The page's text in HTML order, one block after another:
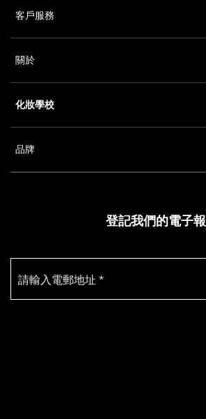
客戶服務
關於
化妝學校
品牌
登記我們的電子報